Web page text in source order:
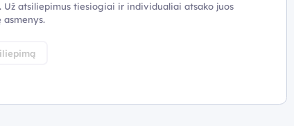
Už atsiliepimus tiesiogiai ir individualiai atsako juos
asmenys.